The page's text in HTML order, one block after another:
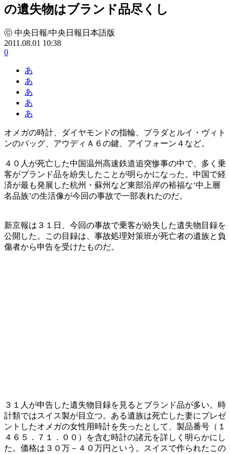
の遺失物はブランド品尽くし
ⓒ 中央日報/中央日報日本語版
2011.08.01 10:38
0
あ
あ
あ
あ
あ
オメガの時計、ダイヤモンドの指輪、プラダとルイ・ヴィト
ンのバッグ、アウディＡ６の鍵、アイフォーン４など。
４０人が死亡した中国温州高速鉄道追突惨事の中で、多く乗
客がブランド品を紛失したことが明らかになった。中国で経
済が最も発展した杭州・蘇州など東部沿岸の裕福な‘中上層
名品族’の生活像が今回の事故で一部表れたのだ。
新京報は３１日、今回の事故で乗客が紛失した遺失物目録を
公開した。この目録は、事故処理対策班が死亡者の遺族と負
傷者から申告を受けたものだ。
３１人が申告した遺失物目録を見るとブランド品が多い。時
計類ではスイス製が目立つ。ある遺族は死亡した妻にプレゼ
ントしたオメガの女性用時計を失ったとして、製品番号（１
４６５．７１．００）を含む時計の諸元を詳しく明らかにし
た。価格は３０万－４０万円という。スイスで作られたこの